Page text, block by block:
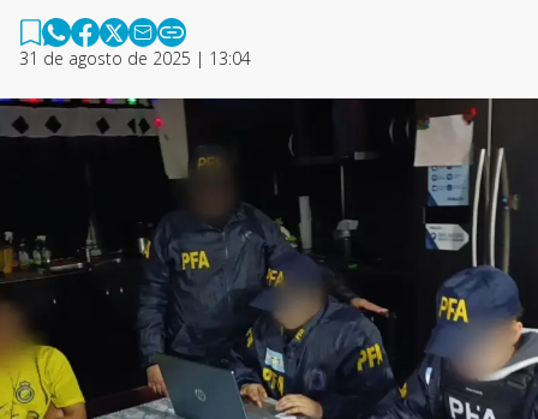
31 de agosto de 2025 | 13:04